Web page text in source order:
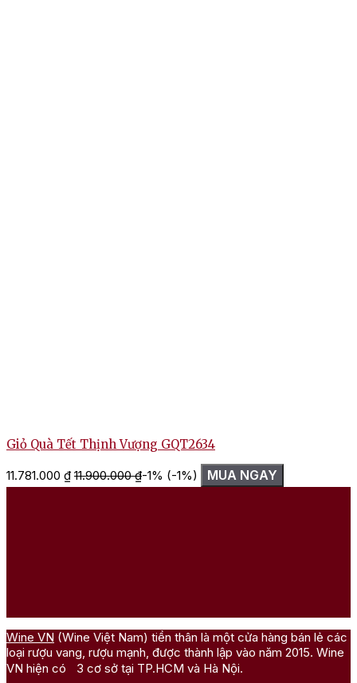
Giỏ Quà Tết Thịnh Vượng GQT2634
11.781.000 ₫ 11.900.000₫-1% (-1%) MUA NGAY
Wine VN (Wine Việt Nam) tiền thân là một cửa hàng bán lẻ các
loại rượu vang, rượu mạnh, được thành lập vào năm 2015. Wine
VN hiện có 3 cơ sở tại TP.HCM và Hà Nội.